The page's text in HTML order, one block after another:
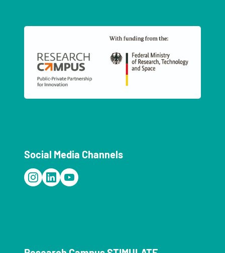
Social Media Channels